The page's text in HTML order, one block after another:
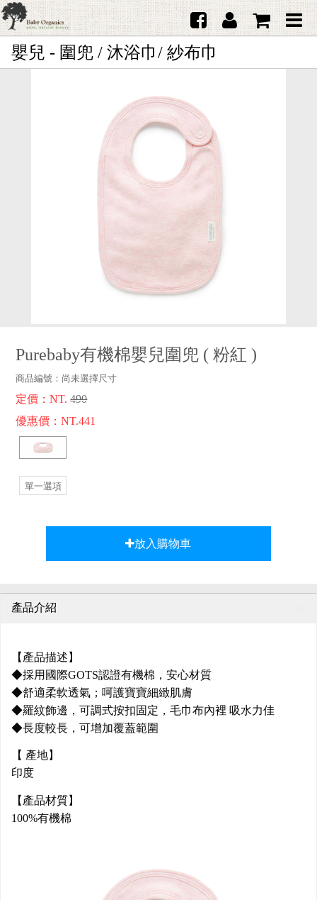
首頁
日本品牌育兒配件
韓國Merebe寶寶配件
客服專區
嬰兒 - 圍兜 / 沐浴巾/ 紗布巾
Purebaby有機棉嬰兒圍兜 (粉紅 )
商品編號： 尚未選擇尺寸
定價：NT.490
優惠價：NT.441
單一選項
放入購物車
產品介紹
【產品描述】
◆採用國際GOTS認證有機棉，安心材質
◆舒適柔軟透氣；呵護寶寶細緻肌膚
◆羅紋飾邊，可調式按扣固定，毛巾布內裡 吸水力佳
◆長度較長，可增加覆蓋範圍
【 產地】
印度
【產品材質】
100%有機棉